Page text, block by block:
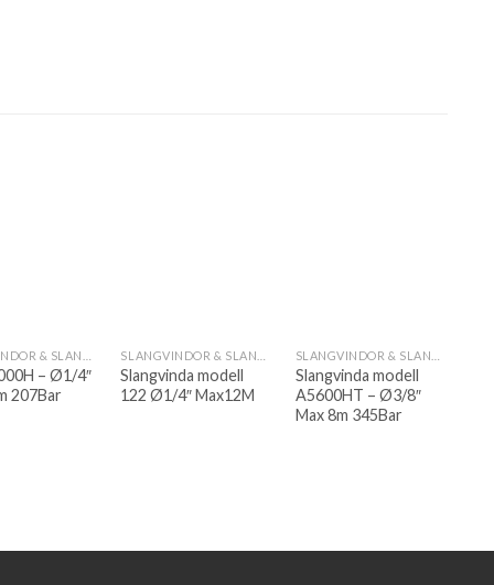
– Ø1/4″
207Bar
Slangvinda modell
122 Ø1/4″ Max12M
Slangvinda modell
A5600HT – Ø3/8″
Max 8m 345Bar